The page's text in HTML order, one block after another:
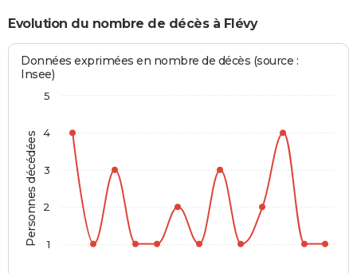
Evolution du nombre de décès à Flévy
Personnes décédées
Données exprimées en nombre de décès (source :
Insee)
1
2
3
4
5